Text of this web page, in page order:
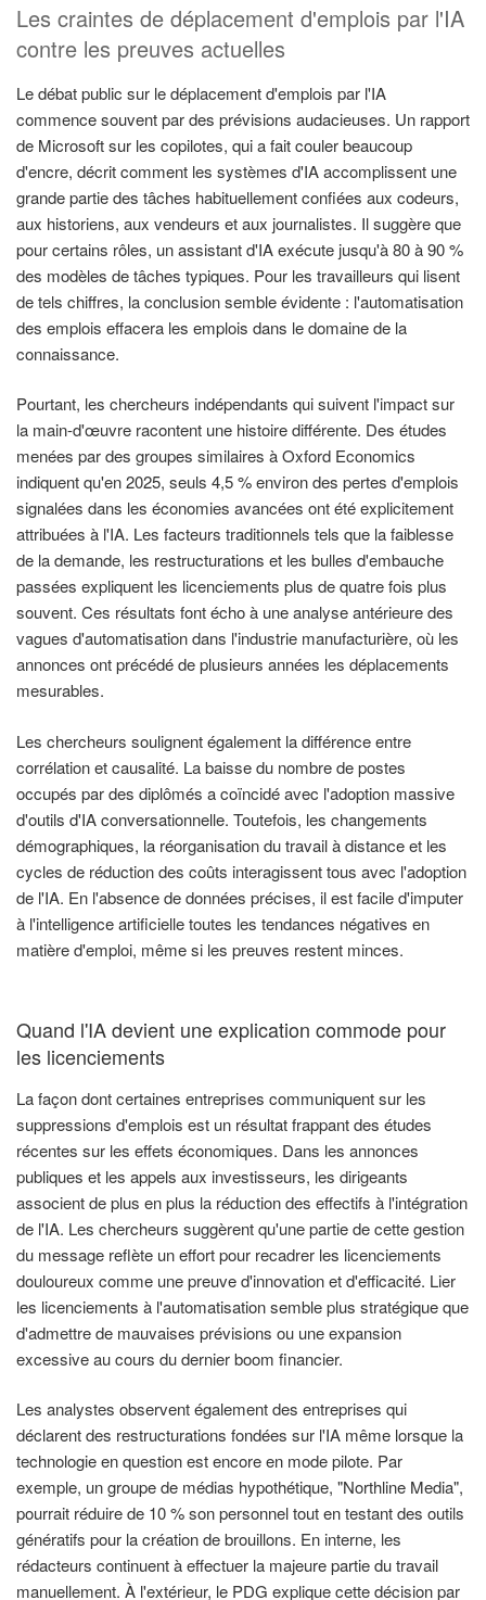
Les craintes de déplacement d'emplois par l'IA
contre les preuves actuelles
Le débat public sur le déplacement d'emplois par l'IA
commence souvent par des prévisions audacieuses. Un rapport
de Microsoft sur les copilotes, qui a fait couler beaucoup
d'encre, décrit comment les systèmes d'IA accomplissent une
grande partie des tâches habituellement confiées aux codeurs,
aux historiens, aux vendeurs et aux journalistes. Il suggère que
pour certains rôles, un assistant d'IA exécute jusqu'à 80 à 90 %
des modèles de tâches typiques. Pour les travailleurs qui lisent
de tels chiffres, la conclusion semble évidente : l'automatisation
des emplois effacera les emplois dans le domaine de la
connaissance.
Pourtant, les chercheurs indépendants qui suivent l'impact sur
la main-d'œuvre racontent une histoire différente. Des études
menées par des groupes similaires à Oxford Economics
indiquent qu'en 2025, seuls 4,5 % environ des pertes d'emplois
signalées dans les économies avancées ont été explicitement
attribuées à l'IA. Les facteurs traditionnels tels que la faiblesse
de la demande, les restructurations et les bulles d'embauche
passées expliquent les licenciements plus de quatre fois plus
souvent. Ces résultats font écho à une analyse antérieure des
vagues d'automatisation dans l'industrie manufacturière, où les
annonces ont précédé de plusieurs années les déplacements
mesurables.
Les chercheurs soulignent également la différence entre
corrélation et causalité. La baisse du nombre de postes
occupés par des diplômés a coïncidé avec l'adoption massive
d'outils d'IA conversationnelle. Toutefois, les changements
démographiques, la réorganisation du travail à distance et les
cycles de réduction des coûts interagissent tous avec l'adoption
de l'IA. En l'absence de données précises, il est facile d'imputer
à l'intelligence artificielle toutes les tendances négatives en
matière d'emploi, même si les preuves restent minces.
Quand l'IA devient une explication commode pour
les licenciements
La façon dont certaines entreprises communiquent sur les
suppressions d'emplois est un résultat frappant des études
récentes sur les effets économiques. Dans les annonces
publiques et les appels aux investisseurs, les dirigeants
associent de plus en plus la réduction des effectifs à l'intégration
de l'IA. Les chercheurs suggèrent qu'une partie de cette gestion
du message reflète un effort pour recadrer les licenciements
douloureux comme une preuve d'innovation et d'efficacité. Lier
les licenciements à l'automatisation semble plus stratégique que
d'admettre de mauvaises prévisions ou une expansion
excessive au cours du dernier boom financier.
Les analystes observent également des entreprises qui
déclarent des restructurations fondées sur l'IA même lorsque la
technologie en question est encore en mode pilote. Par
exemple, un groupe de médias hypothétique, "Northline Media",
pourrait réduire de 10 % son personnel tout en testant des outils
génératifs pour la création de brouillons. En interne, les
rédacteurs continuent à effectuer la majeure partie du travail
manuellement. À l'extérieur, le PDG explique cette décision par